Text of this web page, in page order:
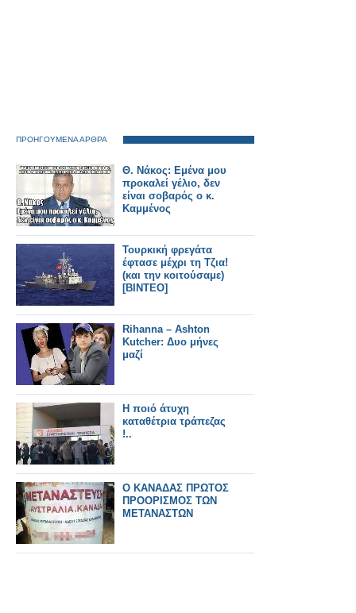
ΠΡΟΗΓΟΥΜΕΝΑ ΑΡΘΡΑ
Θ. Νάκος: Εμένα μου
προκαλεί γέλιο, δεν
είναι σοβαρός ο κ.
Καμμένος
Τουρκική φρεγάτα
έφτασε μέχρι τη Τζια!
(και την κοιτούσαμε)
[ΒΙΝΤΕΟ]
Rihanna – Ashton
Kutcher: Δυο μήνες
μαζί
Η ποιό άτυχη
καταθέτρια τράπεζας
!..
Ο ΚΑΝΑΔΑΣ ΠΡΩΤΟΣ
ΠΡΟΟΡΙΣΜΟΣ ΤΩΝ
ΜΕΤΑΝΑΣΤΩΝ